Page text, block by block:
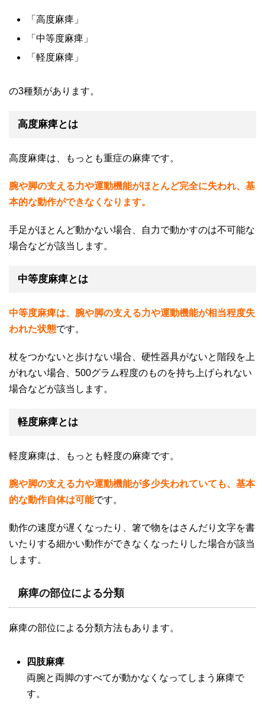
「高度麻痺」
「中等度麻痺」
「軽度麻痺」
の3種類があります。
高度麻痺とは
高度麻痺は、もっとも重症の麻痺です。
腕や脚の支える力や運動機能がほとんど完全に失われ、基
本的な動作ができなくなります。
手足がほとんど動かない場合、自力で動かすのは不可能な
場合などが該当します。
中等度麻痺とは
中等度麻痺は、腕や脚の支える力や運動機能が相当程度失
われた状態です。
杖をつかないと歩けない場合、硬性器具がないと階段を上
がれない場合、 500グラム程度のものを持ち上げられない
場合などが該当します。
軽度麻痺とは
軽度麻痺は、もっとも軽度の麻痺です。
腕や脚の支える力や運動機能が多少失われていても、基本
的な動作自体は可能です。
動作の速度が遅くなったり、箸で物をはさんだり文字を書
いたりする細かい動作ができなくなったりした場合が該当
します。
麻痺の部位による分類
麻痺の部位による分類方法もあります。
四肢麻痺
両腕と両脚のすべてが動かなくなってしまう麻痺で
す。